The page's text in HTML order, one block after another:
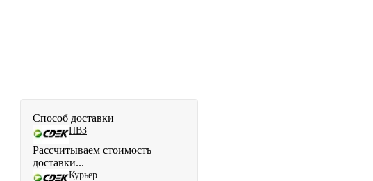
Способ доставки
ПВЗ
Рассчитываем стоимость
доставки...
Курьер